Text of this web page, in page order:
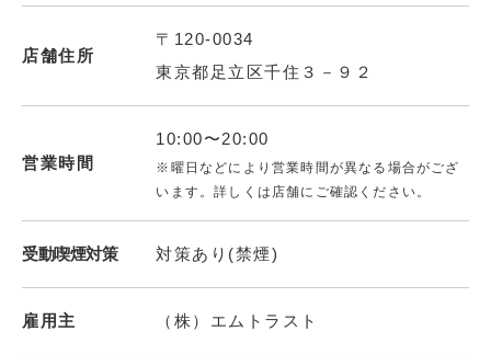
店舗住所
〒120-0034
東京都足立区千住３－９２
営業時間
10:00〜20:00
※曜日などにより営業時間が異なる場合がござ
います。詳しくは店舗にご確認ください。
受動喫煙対策 対策あり(禁煙)
雇用主 （株）エムトラスト